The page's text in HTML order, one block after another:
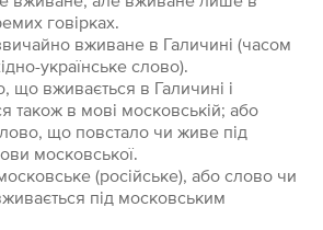
говірках.
вживане в Галичині (часом
українське слово).
що вживається в Галичині і
також в мові московській; або
що повстало чи живе під
московської.
(російське), або слово чи
під московським